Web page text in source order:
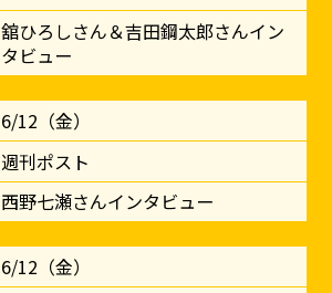
舘ひろしさん＆吉田鋼太郎さんイン
タビュー
6/12（金）
週刊ポスト
西野七瀬さんインタビュー
6/12（金）